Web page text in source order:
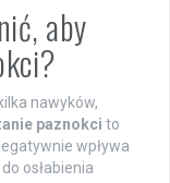
aby
nawyków,
paznokci to
wpływa
osłabienia